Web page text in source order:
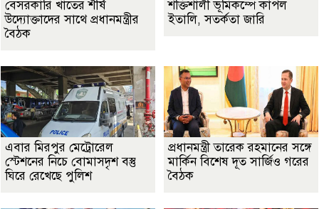
বেসরকারি খাতের শীর্ষ
উদ্যোক্তাদের সাথে প্রধানমন্ত্রীর
বৈঠক
শক্তিশালী ভূমিকম্পে কাঁপল
ইতালি, সতর্কতা জারি
এবার মিরপুর মেট্রোরেল
স্টেশনের নিচে বোমাসদৃশ বস্তু
ঘিরে রেখেছে পুলিশ
প্রধানমন্ত্রী তারেক রহমানের সঙ্গে
মার্কিন বিশেষ দূত সার্জিও গরের
বৈঠক